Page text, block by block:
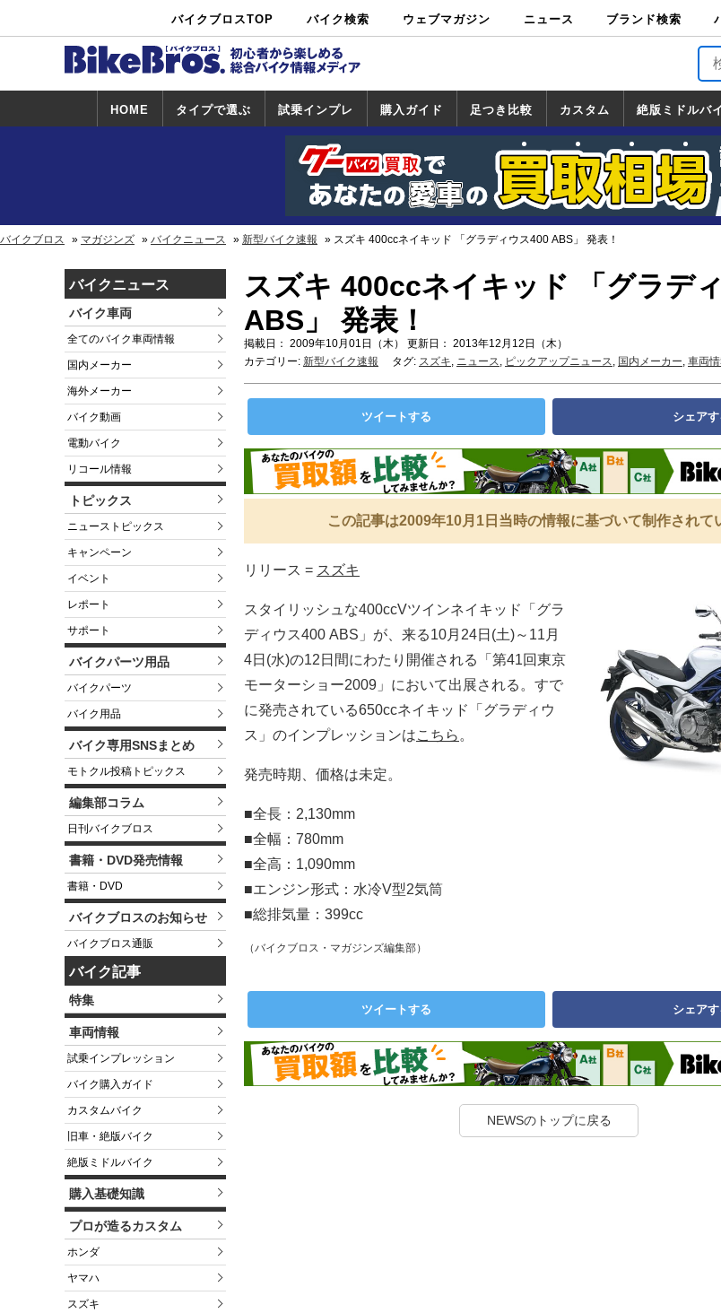
バイクブロスTOP バイク検索
中古バイ
ク・新車検
カタログ検
索
ショップ検
索
ウェブマガジン ニュース ブランド検索
HOME タイプで選ぶ 試乗インプレ
試乗インプレ
一覧
ホンダ
ヤマハ
スズキ
カワサキ
ハーレー
BMW
トライアンフ
ドゥカティ
購入ガイド
一覧
足つき比較 カスタム
カスタム
一覧
ホンダ
ヤマハ
スズキ
カワサキ
絶版ミドルバ
絶版ミドルバ
一覧
ホンダ
ヤマハ
スズキ
カワサキ
道の駅調査隊
ツーリング情報局
日本の道50選
国道めぐり
林道ツーリング
バイクブロス マガジンズ バイクニュース 新型バイク速報 スズキ 400ccネイキッド 「グラディウス400 ABS」 発表！
バイクニュース
バイク車両
全てのバイク車両情報
国内メーカー
海外メーカー
バイク動画
電動バイク
リコール情報
トピックス
ニューストピックス
キャンペーン
イベント
レポート
サポート
バイクパーツ用品
バイクパーツ
バイク用品
バイク専用SNSまとめ
モトクル投稿トピックス
編集部コラム
日刊バイクブロス
書籍・DVD発売情報
書籍・DVD
バイクブロスのお知らせ
バイクブロス通販
バイク記事
特集
車両情報
試乗インプレッション
バイク購入ガイド
カスタムバイク
旧車・絶版バイク
絶版ミドルバイク
購入基礎知識
プロが造るカスタム
ホンダ
ヤマハ
スズキ
スズキ 400ccネイキッド 「グラデ
ABS」 発表！
掲載日： 2009年10月01日（木） 更新日： 2013年12月12日（木）
カテゴリー: 新型バイク速報 タグ: スズキ, ニュース, ピックアップニュース, 国内メーカー, 車両
ツイートする シェアす
この記事は2009年10月1日当時の情報に基づいて制作されて
リリース = スズキ
スタイリッシュな400ccVツインネイキッド「グラ
ディウス400 ABS」が、来る10月24日(土)～11月
4日(水)の12日間にわたり開催される「第41回東京
モーターショー2009」において出展される。すで
に発売されている650ccネイキッド「グラディウ
ス」のインプレッションはこちら 。
発売時期、価格は未定。
■全長：2,130mm
■全幅：780mm
■全高：1,090mm
■エンジン形式：水冷V型2気筒
■総排気量：399cc
（バイクブロス・マガジンズ編集部）
ツイートする シェアす
NEWSのトップに戻る